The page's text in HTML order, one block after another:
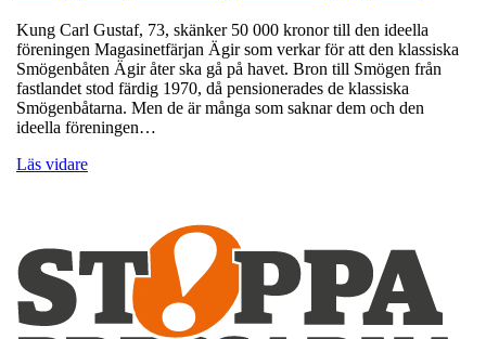
Kung Carl Gustaf, 73, skänker 50 000 kronor till den ideella
föreningen Magasinetfärjan Ägir som verkar för att den klassiska
Smögenbåten Ägir åter ska gå på havet. Bron till Smögen från
fastlandet stod färdig 1970, då pensionerades de klassiska
Smögenbåtarna. Men de är många som saknar dem och den
ideella föreningen…
Läs vidare